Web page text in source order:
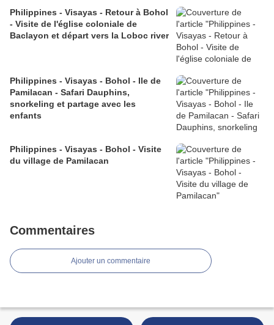
Philippines - Visayas - Retour à Bohol
- Visite de l'église coloniale de
Baclayon et départ vers la Loboc river
Philippines - Visayas - Bohol - Ile de
Pamilacan - Safari Dauphins,
snorkeling et partage avec les
enfants
Philippines - Visayas - Bohol - Visite
du village de Pamilacan
Commentaires
Ajouter un commentaire